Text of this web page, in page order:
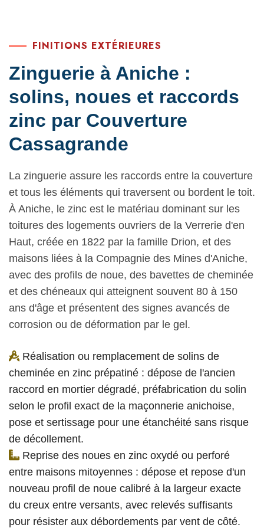
FINITIONS EXTÉRIEURES
Zinguerie à Aniche :
solins, noues et raccords
zinc par Couverture
Cassagrande
La zinguerie assure les raccords entre la couverture
et tous les éléments qui traversent ou bordent le toit.
À Aniche, le zinc est le matériau dominant sur les
toitures des logements ouvriers de la Verrerie d'en
Haut, créée en 1822 par la famille Drion, et des
maisons liées à la Compagnie des Mines d'Aniche,
avec des profils de noue, des bavettes de cheminée
et des chéneaux qui atteignent souvent 80 à 150
ans d'âge et présentent des signes avancés de
corrosion ou de déformation par le gel.
Réalisation ou remplacement de solins de
cheminée en zinc prépatiné : dépose de l'ancien
raccord en mortier dégradé, préfabrication du solin
selon le profil exact de la maçonnerie anichoise,
pose et sertissage pour une étanchéité sans risque
de décollement.
Reprise des noues en zinc oxydé ou perforé
entre maisons mitoyennes : dépose et repose d'un
nouveau profil de noue calibré à la largeur exacte
du creux entre versants, avec relevés suffisants
pour résister aux débordements par vent de côté.